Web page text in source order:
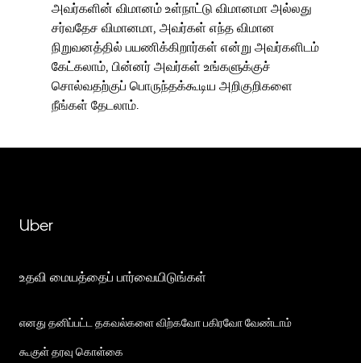
அவர்களின் விமானம் உள்நாட்டு விமானமா அல்லது
சர்வதேச விமானமா, அவர்கள் எந்த விமான
நிறுவனத்தில் பயணிக்கிறார்கள் என்று அவர்களிடம்
கேட்கலாம், பின்னர் அவர்கள் உங்களுக்குச்
சொல்வதற்குப் பொருந்தக்கூடிய அறிகுறிகளை
நீங்கள் தேடலாம்.
Uber
உதவி மையத்தைப் பார்வையிடுங்கள்
எனது தனிப்பட்ட தகவல்களை விற்கவோ பகிரவோ வேண்டாம்
கூகுள் தரவு கொள்கை